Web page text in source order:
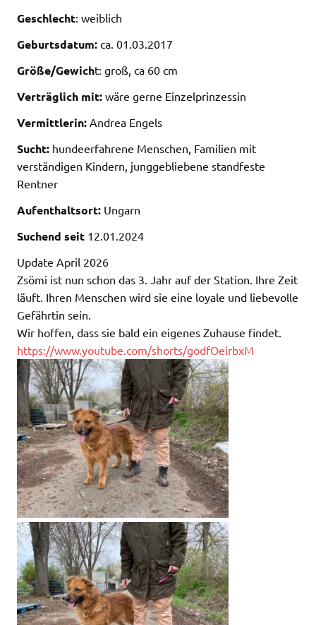
Geschlecht: weiblich
Geburtsdatum: ca. 01.03.2017
Größe/Gewicht: groß, ca 60 cm
Verträglich mit: wäre gerne Einzelprinzessin
Vermittlerin: Andrea Engels
Sucht: hundeerfahrene Menschen, Familien mit
verständigen Kindern, junggebliebene standfeste
Rentner
Aufenthaltsort: Ungarn
Suchend seit 12.01.2024
Update April 2026
Zsömi ist nun schon das 3. Jahr auf der Station. Ihre Zeit
läuft. Ihren Menschen wird sie eine loyale und liebevolle
Gefährtin sein.
Wir hoffen, dass sie bald ein eigenes Zuhause findet.
https://www.youtube.com/shorts/godfOeirbxM